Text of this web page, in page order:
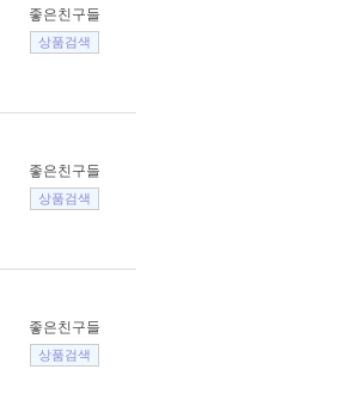
좋은친구들
좋은친구들
좋은친구들